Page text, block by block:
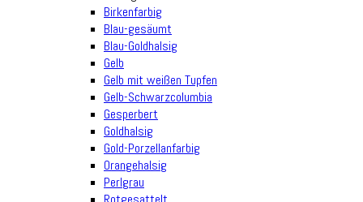
Birkenfarbig
Blau-gesäumt
Blau-Goldhalsig
Gelb
Gelb mit weißen Tupfen
Gelb-Schwarzcolumbia
Gesperbert
Goldhalsig
Gold-Porzellanfarbig
Orangehalsig
Perlgrau